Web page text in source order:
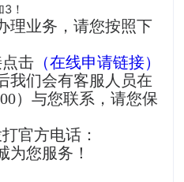
！
理业务，请您按照下
击 （在线申请链接）
我们会有客服人员在
）与您联系，请您保
官方电话：
为您服务！